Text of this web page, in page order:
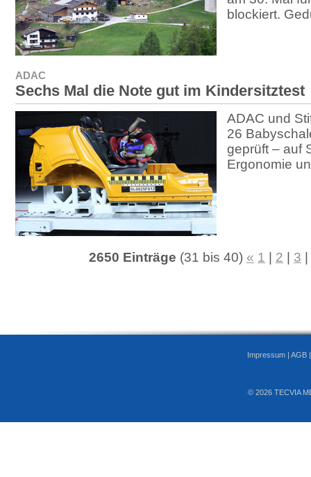
blockiert.
ADAC
Sechs Mal die Note gut im Kindersitztest
ADAC und
26
geprüft – auf
Ergonomie
2650 Einträge (31 bis 40) « 1 2 3
Impressum | AGB
© 2026 TECVIA